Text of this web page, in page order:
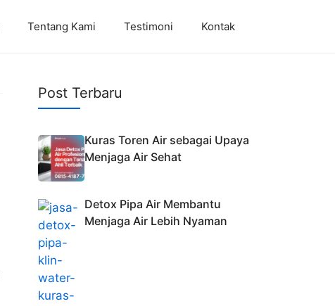
Tentang Kami Testimoni Kontak
Post Terbaru
Kuras Toren Air sebagai Upaya
Menjaga Air Sehat
Detox Pipa Air Membantu
Menjaga Air Lebih Nyaman